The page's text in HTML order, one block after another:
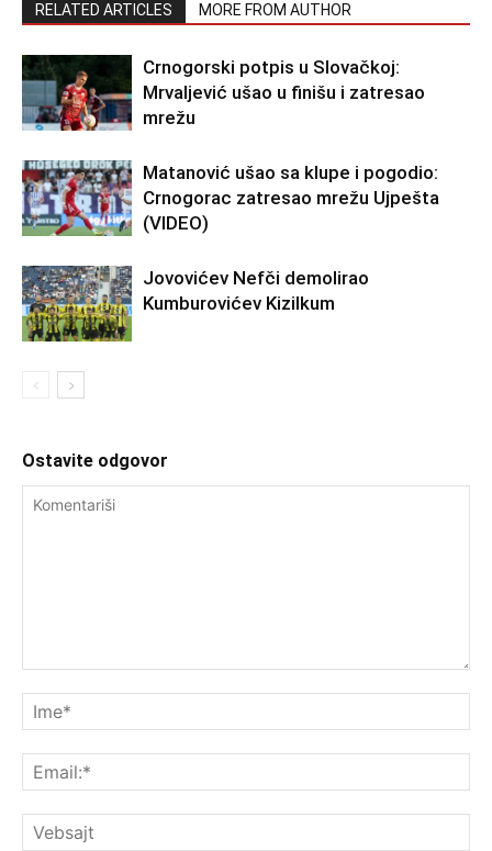
RELATED ARTICLES MORE FROM AUTHOR
Crnogorski potpis u Slovačkoj:
Mrvaljević ušao u finišu i zatresao
mrežu
Matanović ušao sa klupe i pogodio:
Crnogorac zatresao mrežu Ujpešta
(VIDEO)
Jovovićev Nefči demolirao
Kumburovićev Kizilkum
Ostavite odgovor